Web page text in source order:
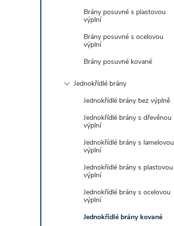
Brány posuvné s plastovou
výplní
Brány posuvné s ocelovou
výplní
Brány posuvné kované
Jednokřídlé brány
Jednokřídlé brány bez výplně
Jednokřídlé brány s dřevěnou
výplní
Jednokřídlé brány s lamelovou
výplní
Jednokřídlé brány s plastovou
výplní
Jednokřídlé brány s ocelovou
výplní
Jednokřídlé brány kované
1 Kč bez DPH
1,21 Kč
Zakázková výroba